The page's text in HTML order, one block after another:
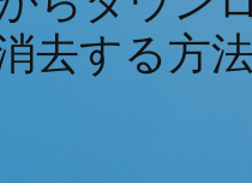
去する方法